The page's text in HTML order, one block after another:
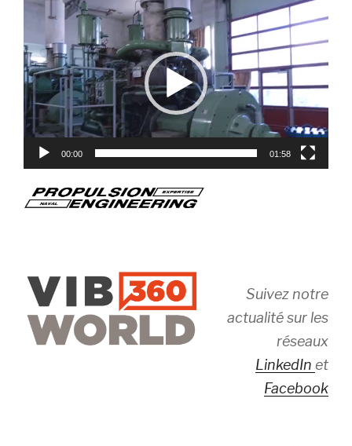
Lecteur
00:00 01:58
Suivez notre
actualité sur les
réseaux
LinkedIn et
Facebook